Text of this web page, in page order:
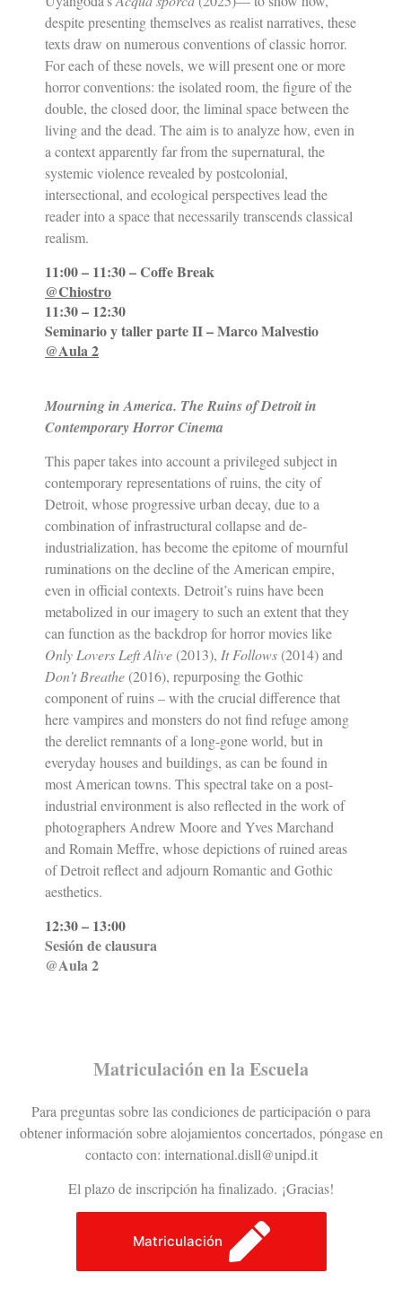
despite presenting themselves as realist narratives, these
texts draw on numerous conventions of classic horror.
For each of these novels, we will present one or more
horror conventions: the isolated room, the figure of the
double, the closed door, the liminal space between the
living and the dead. The aim is to analyze how, even in
a context apparently far from the supernatural, the
systemic violence revealed by postcolonial,
intersectional, and ecological perspectives lead the
reader into a space that necessarily transcends classical
realism.
11:00 – 11:30 – Coffe Break
@Chiostro
11:30 – 12:30
Seminario y taller parte II – Marco Malvestio
@Aula 2
Mourning in America. The Ruins of Detroit in
Contemporary Horror Cinema
This paper takes into account a privileged subject in
contemporary representations of ruins, the city of
Detroit, whose progressive urban decay, due to a
combination of infrastructural collapse and de-
industrialization, has become the epitome of mournful
ruminations on the decline of the American empire,
even in official contexts. Detroit’s ruins have been
metabolized in our imagery to such an extent that they
can function as the backdrop for horror movies like
Only Lovers Left Alive (2013), It Follows (2014) and
Don’t Breathe (2016), repurposing the Gothic
component of ruins – with the crucial difference that
here vampires and monsters do not find refuge among
the derelict remnants of a long-gone world, but in
everyday houses and buildings, as can be found in
most American towns. This spectral take on a post-
industrial environment is also reflected in the work of
photographers Andrew Moore and Yves Marchand
and Romain Meffre, whose depictions of ruined areas
of Detroit reflect and adjourn Romantic and Gothic
aesthetics.
12:30 – 13:00
Sesión de clausura
@Aula 2
Matriculación en la Escuela
Para preguntas sobre las condiciones de participación o para
obtener información sobre alojamientos concertados, póngase en
contacto con: international.disll@unipd.it
El plazo de inscripción ha finalizado. ¡Gracias!
Matriculación